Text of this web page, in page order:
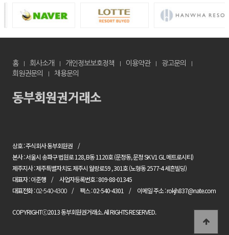
홈 회사소개 개인정보보호정책 이용약관
광고문의
회원권문의
채용문의
상호 : 주식회사 동부회원권
본사 : 서울시 송파구 법원로 128, B동 1120호 (문정동, 문정 SK V1 GL 메트로시티)
제주지사 : 제주특별자치도 제주시 월랑로59 , 301호 (노형동 2577-4 세흔빌딩)
대표자 : 이준행
사업자등록번호 : 809-88-01345
대표전화 :02-540-4300 팩스 : 02-540-4301 이메일 주소 : rokjh837@nate.com
COPYRIGHTⓒ2013 동부회원권거래소. All RIGHTS RESERVED.